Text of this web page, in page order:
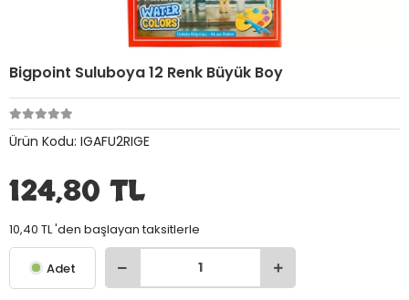
Bigpoint Suluboya 12 Renk Büyük Boy
Ürün Kodu: IGAFU2RIGE
124,80 TL
10,40 TL 'den başlayan taksitlerle
Adet